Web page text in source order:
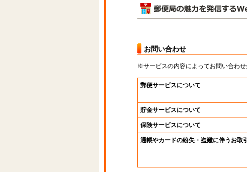
お問い合わせ
※サービスの内容によってお問い合わせ
郵便サービスについて
貯金サービスについて
保険サービスについて
通帳やカードの紛失・盗難に伴うお取